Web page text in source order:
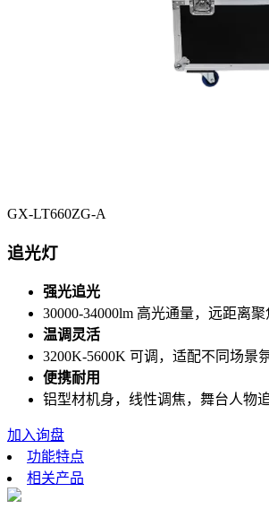
GX-LT660ZG-A
追光灯
强光追光
30000-34000lm 高光通量，远距离聚
温调灵活
3200K-5600K 可调，适配不同场景
便携耐用
铝型材机身，线性调焦，舞台人物
加入询盘
功能特点
相关产品